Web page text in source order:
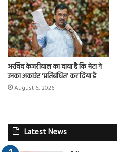
अरविंद केजरीवाल का दावा है कि मेटा ने
उनका अकाउंट ‘प्रतिबंधित’ कर दिया है
August 6, 2026
Latest News